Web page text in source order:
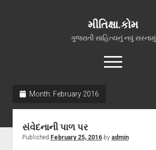
મીતિક્ષા.કોમ
ગુજરાતી સાહિત્યનું નવું સરનામું
open
menu
Month: February 2016
સંવેદનાની પાળ પર
Published February 25, 2016by admin